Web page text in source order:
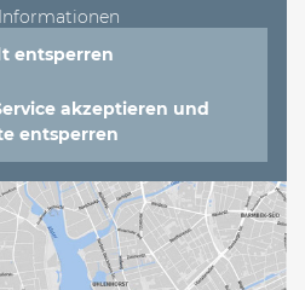
entsperren
akzeptieren und
entsperren